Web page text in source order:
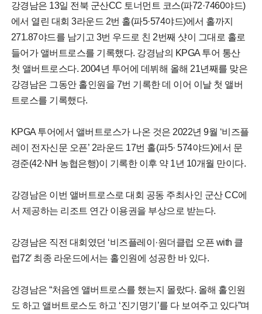
강경남은 13일 전북 군산CC 토너먼트 코스(파72·7460야드)
에서 열린 대회 3라운드 2번 홀(파5·574야드)에서 홀까지
271.87야드를 남기고 3번 우드로 친 2번째 샷이 그대로 홀로
들어가 앨버트로스를 기록했다. 강경남의 KPGA 투어 통산
첫 앨버트로스다. 2004년 투어에 데뷔해 올해 21년째를 맞은
강경남은 그동안 홀인원을 7번 기록한 데 이어 이날 첫 앨버
트로스를 기록했다.
KPGA 투어에서 앨버트로스가 나온 것은 2022년 9월 ‘비즈플
레이 전자신문 오픈’ 2라운드 17번 홀(파5· 574야드)에서 문
경준(42·NH 농협은행)이 기록한 이후 약 1년 10개월 만이다.
강경남은 이번 앨버트로스로 대회 공동 주최사인 군산 CC에
서 제공하는 리조트 연간 이용권을 부상으로 받는다.
강경남은 직전 대회였던 ‘비즈플레이·원더클럽 오픈 with 클
럽72′ 최종 라운드에서는 홀인원에 성공한 바 있다.
강경남은 “처음엔 앨버트로스를 했는지 몰랐다. 올해 홀인원
도 하고 앨버트로스도 하고 ‘진기명기’를 다 보여주고 있다”며